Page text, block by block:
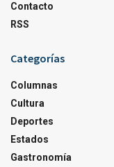
Contacto
RSS
Categorías
Columnas
Cultura
Deportes
Estados
Gastronomía